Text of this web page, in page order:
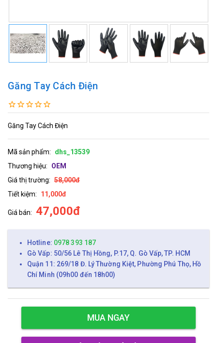
Găng Tay Cách Điện
Găng Tay Cách Điện
Mã sản phẩm:
dhs_13539
Thương hiệu:
OEM
Giá thị trường: 58,000đ
Tiết kiệm:
11,000đ
Giá bán: 47,000đ
Hotline: 0978 393 187
Gò Vấp: 50/56 Lê Thị Hồng, P.17, Q. Gò Vấp, TP. HCM
Quận 11: 269/18 Đ. Lý Thường Kiệt, Phường Phú Thọ, Hồ
Chí Minh (09h00 đến 18h00)
MUA NGAY